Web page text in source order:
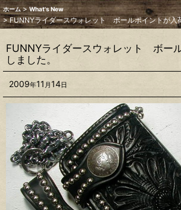
ホーム > What's New
> FUNNYライダースウォレット ボールポイントが入
FUNNYライダースウォレット ボー
しました。
2009年11 月 14日